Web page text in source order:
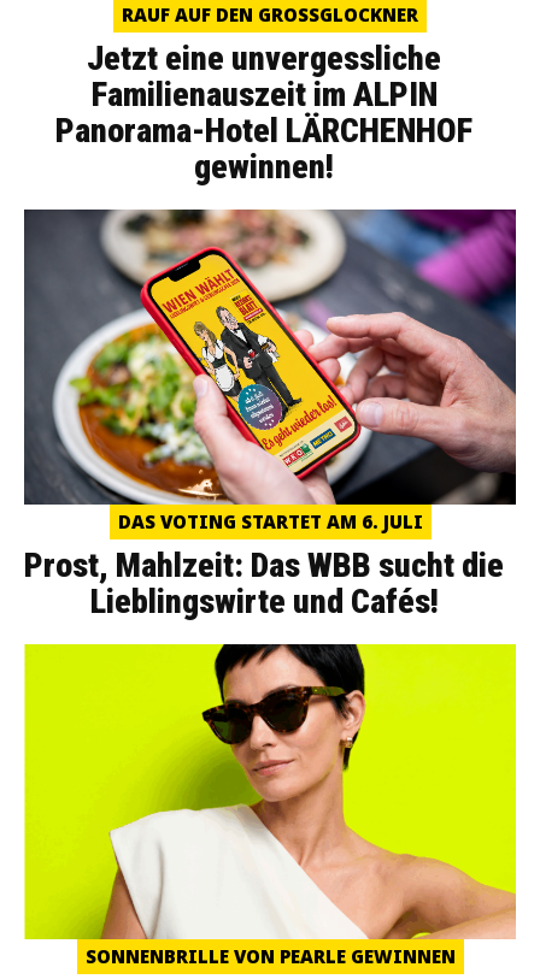
RAUF AUF DEN GROSSGLOCKNER
Jetzt eine unvergessliche
Familienauszeit im ALPIN
Panorama-Hotel LÄRCHENHOF
gewinnen!
DAS VOTING STARTET AM 6. JULI
Prost, Mahlzeit: Das WBB sucht die
Lieblingswirte und Cafés!
SONNENBRILLE VON PEARLE GEWINNEN